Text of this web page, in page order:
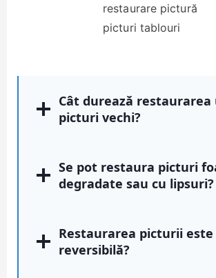
restaurare pictură
picturi tablouri
Cât durează restaurarea
picturi vechi?
Se pot restaura picturi
degradate sau cu lipsuri?
Restaurarea picturii este
reversibilă?